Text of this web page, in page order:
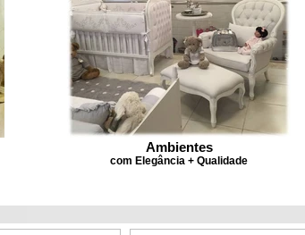
Ambientes
com Elegância + Qualidade